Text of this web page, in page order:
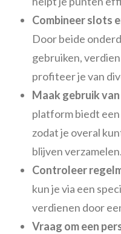
Combineer slots
Door beide
gebruiken,
profiteer je van
Maak gebruik
platform biedt
zodat je overal
blijven verzamelen.
Controleer
kun je via een
verdienen door
Vraag om een